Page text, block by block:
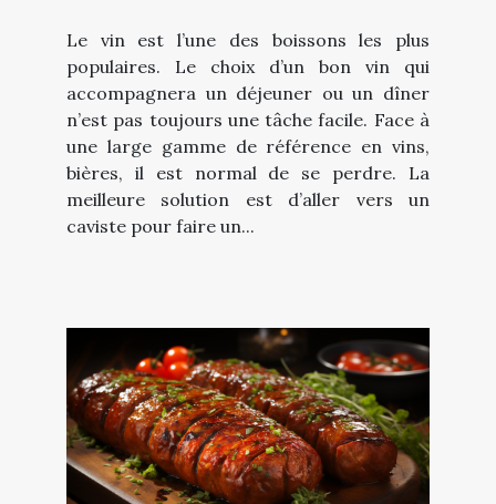
Le vin est l’une des boissons les plus
populaires. Le choix d’un bon vin qui
accompagnera un déjeuner ou un dîner
n’est pas toujours une tâche facile. Face à
une large gamme de référence en vins,
bières, il est normal de se perdre. La
meilleure solution est d’aller vers un
caviste pour faire un...